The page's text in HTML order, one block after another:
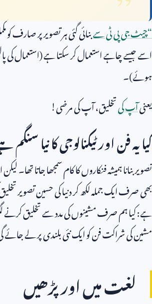
“چیٹ جی پی ٹی سےبنائی گئی ہر تصویر پر صارف
اسے جیسے چاہے استعمال کر سکتا ہے (استعمال کی
ہوئے)۔
یعنیآپ کیتخلیق، آپ کی مرضی!
کیا یہ فن اور ٹیکنالوجی کا نیا
تصویر بنانا ہمیشہ فنکاروں کا کام سمجھا جاتا
بھی صرف ایک جملہ لکھ کر دنیا کی حسین تصویر
ہے: کیا ہم صرف مشینوں کی مدد سے تخلیق کرنے
مشین کی شراکت فن کو ایک نئی بلندی پر لے جائے
لغت میں اور پڑھیں